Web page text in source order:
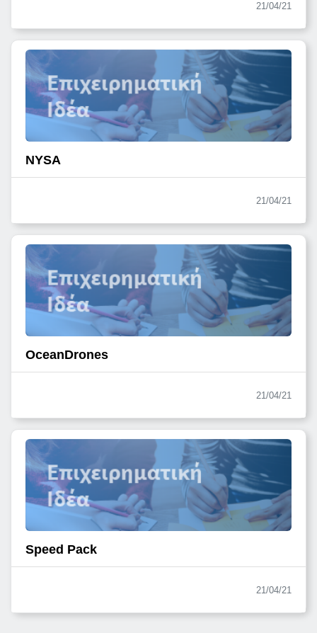
21/04/21
NYSA
21/04/21
OceanDrones
21/04/21
Speed Pack
21/04/21